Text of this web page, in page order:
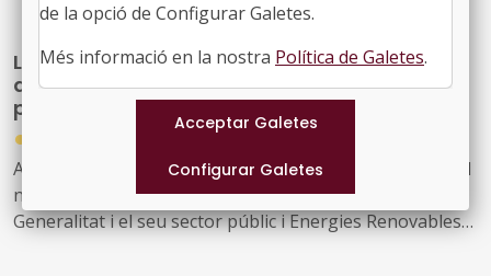
La Generalitat actualitza el model de relació
amb L'Energètica per reforçar els serveis
públics d'energia
●
Acord GOV/198/2026, de 28 de juliol, pel qual s'aprova el
nou model de relació entre l'Administració de la
Generalitat i el seu sector públic i Energies Renovables
de la opció de Configurar Galetes.
Més informació en la nostra Política de Galetes.